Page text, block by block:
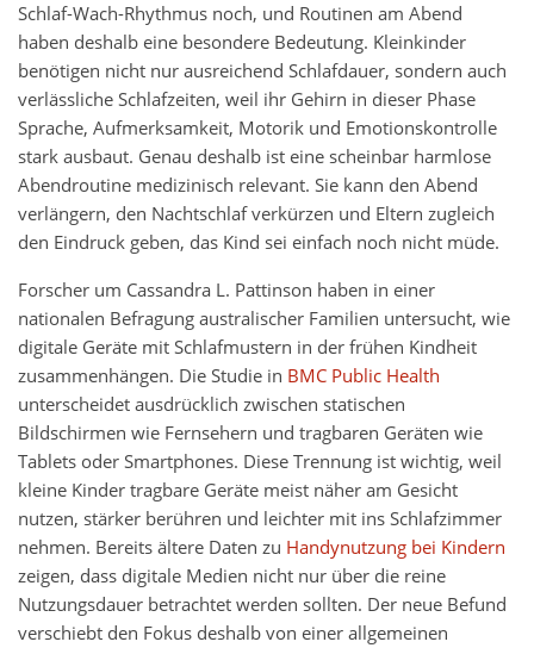
Schlaf-Wach-Rhythmus noch, und Routinen am Abend
haben deshalb eine besondere Bedeutung. Kleinkinder
benötigen nicht nur ausreichend Schlafdauer, sondern auch
verlässliche Schlafzeiten, weil ihr Gehirn in dieser Phase
Sprache, Aufmerksamkeit, Motorik und Emotionskontrolle
stark ausbaut. Genau deshalb ist eine scheinbar harmlose
Abendroutine medizinisch relevant. Sie kann den Abend
verlängern, den Nachtschlaf verkürzen und Eltern zugleich
den Eindruck geben, das Kind sei einfach noch nicht müde.
Forscher um Cassandra L. Pattinson haben in einer
nationalen Befragung australischer Familien untersucht, wie
digitale Geräte mit Schlafmustern in der frühen Kindheit
zusammenhängen. Die Studie in BMC Public Health
unterscheidet ausdrücklich zwischen statischen
Bildschirmen wie Fernsehern und tragbaren Geräten wie
Tablets oder Smartphones. Diese Trennung ist wichtig, weil
kleine Kinder tragbare Geräte meist näher am Gesicht
nutzen, stärker berühren und leichter mit ins Schlafzimmer
nehmen. Bereits ältere Daten zu Handynutzung bei Kindern
zeigen, dass digitale Medien nicht nur über die reine
Nutzungsdauer betrachtet werden sollten. Der neue Befund
verschiebt den Fokus deshalb von einer allgemeinen